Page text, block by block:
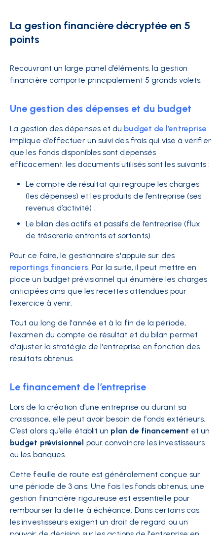
La gestion financière décryptée en 5
points
Recouvrant un large panel d’éléments, la gestion
financière comporte principalement 5 grands volets.
Une gestion des dépenses et du budget
La gestion des dépenses et du budget de l’entreprise
implique d’effectuer un suivi des frais qui vise à vérifier
que les fonds disponibles sont dépensés
efficacement. les documents utilisés sont les suivants :
Le compte de résultat qui regroupe les charges
(les dépenses) et les produits de l’entreprise (ses
revenus d’activité) ;
Le bilan des actifs et passifs de l’entreprise (flux
de trésorerie entrants et sortants).
Pour ce faire, le gestionnaire s'appuie sur des
reportings financiers. Par la suite, il peut mettre en
place un budget prévisionnel qui énumère les charges
anticipées ainsi que les recettes attendues pour
l'exercice à venir.
Tout au long de l'année et à la fin de la période,
l'examen du compte de résultat et du bilan permet
d'ajuster la stratégie de l'entreprise en fonction des
résultats obtenus.
Le financement de l’entreprise
Lors de la création d’une entreprise ou durant sa
croissance, elle peut avoir besoin de fonds extérieurs.
C’est alors qu’elle établit un plan de financement et un
budget prévisionnel pour convaincre les investisseurs
ou les banques.
Cette feuille de route est généralement conçue sur
une période de 3 ans. Une fois les fonds obtenus, une
gestion financière rigoureuse est essentielle pour
rembourser la dette à échéance. Dans certains cas,
les investisseurs exigent un droit de regard ou un